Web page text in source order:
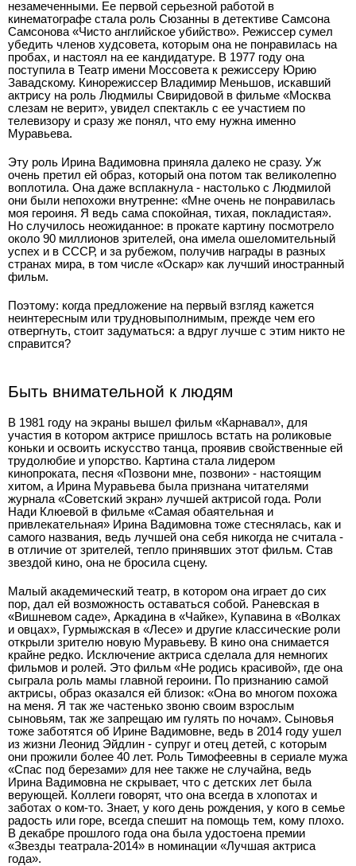
незамеченными. Ее первой серьезной работой в
кинематографе стала роль Сюзанны в детективе Самсона
Самсонова «Чисто английское убийство». Режиссер сумел
убедить членов худсовета, которым она не понравилась на
пробах, и настоял на ее кандидатуре. В 1977 году она
поступила в Театр имени Моссовета к режиссеру Юрию
Завадскому. Кинорежиссер Владимир Меньшов, искавший
актрису на роль Людмилы Свиридовой в фильме «Москва
слезам не верит», увидел спектакль с ее участием по
телевизору и сразу же понял, что ему нужна именно
Муравьева.
Эту роль Ирина Вадимовна приняла далеко не сразу. Уж
очень претил ей образ, который она потом так великолепно
воплотила. Она даже всплакнула - настолько с Людмилой
они были непохожи внутренне: «Мне очень не понравилась
моя героиня. Я ведь сама спокойная, тихая, покладистая».
Но случилось неожиданное: в прокате картину посмотрело
около 90 миллионов зрителей, она имела ошеломительный
успех и в СССР, и за рубежом, получив награды в разных
странах мира, в том числе «Оскар» как лучший иностранный
фильм.
Поэтому: когда предложение на первый взгляд кажется
неинтересным или трудновыполнимым, прежде чем его
отвергнуть, стоит задуматься: а вдруг лучше с этим никто не
справится?
Быть внимательной к людям
В 1981 году на экраны вышел фильм «Карнавал», для
участия в котором актрисе пришлось встать на роликовые
коньки и освоить искусство танца, проявив свойственные ей
трудолюбие и упорство. Картина стала лидером
кинопроката, песня «Позвони мне, позвони» - настоящим
хитом, а Ирина Муравьева была признана читателями
журнала «Советский экран» лучшей актрисой года. Роли
Нади Клюевой в фильме «Самая обаятельная и
привлекательная» Ирина Вадимовна тоже стеснялась, как и
самого названия, ведь лучшей она себя никогда не считала -
в отличие от зрителей, тепло принявших этот фильм. Став
звездой кино, она не бросила сцену.
Малый академический театр, в котором она играет до сих
пор, дал ей возможность оставаться собой. Раневская в
«Вишневом саде», Аркадина в «Чайке», Купавина в «Волках
и овцах», Гурмыжская в «Лесе» и другие классические роли
открыли зрителю новую Муравьеву. В кино она снимается
крайне редко. Исключение актриса сделала для немногих
фильмов и ролей. Это фильм «Не родись красивой», где она
сыграла роль мамы главной героини. По признанию самой
актрисы, образ оказался ей близок: «Она во многом похожа
на меня. Я так же частенько звоню своим взрослым
сыновьям, так же запрещаю им гулять по ночам». Сыновья
тоже заботятся об Ирине Вадимовне, ведь в 2014 году ушел
из жизни Леонид Эйдлин - супруг и отец детей, с которым
они прожили более 40 лет. Роль Тимофеевны в сериале мужа
«Спас под березами» для нее также не случайна, ведь
Ирина Вадимовна не скрывает, что с детских лет была
верующей. Коллеги говорят, что она всегда в хлопотах и
заботах о ком-то. Знает, у кого день рождения, у кого в семье
радость или горе, всегда спешит на помощь тем, кому плохо.
В декабре прошлого года она была удостоена премии
«Звезды театрала-2014» в номинации «Лучшая актриса
года».